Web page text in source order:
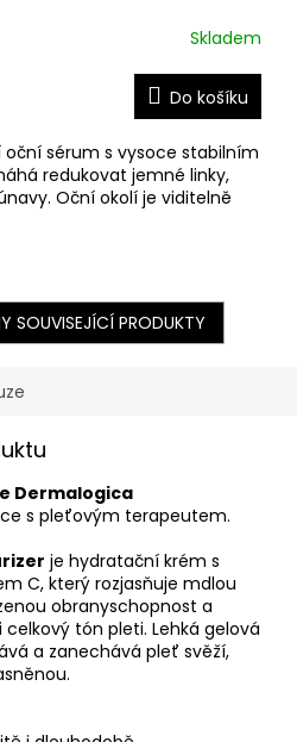
Skladem
Do košíku
oční sérum s vysoce stabilním
redukovat jemné linky,
Oční okolí je viditelně
SOUVISEJÍCÍ PRODUKTY
Dermalogica
s pleťovým terapeutem.
je hydratační krém s
C, který rozjasňuje mdlou
obranyschopnost a
tón pleti. Lehká gelová
a zanechává pleť svěží,